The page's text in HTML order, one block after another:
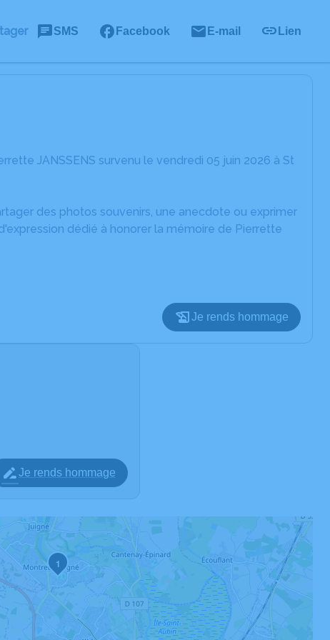
SMS Facebook E-mail Lien
JANSSENS survenu le vendredi 05 juin 2026 à St
des photos souvenirs, une anecdote ou exprimer
dédié à honorer la mémoire de Pierrette
Je rends hommage
Je rends hommage
1